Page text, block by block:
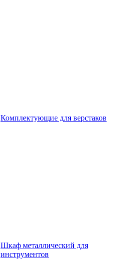
Комплектующие для верстаков
Шкаф металлический для
инструментов